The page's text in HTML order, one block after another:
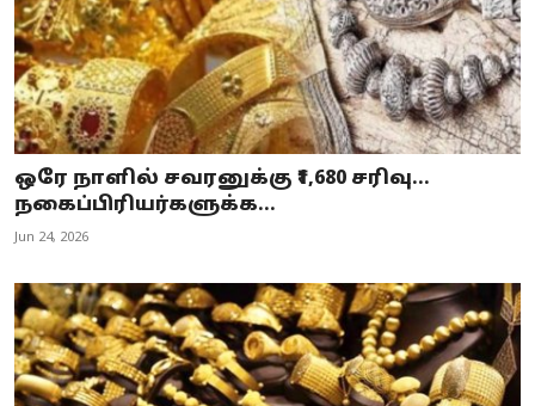
ஒரே நாளில் சவரனுக்கு ₹1,680 சரிவு...
நகைப்பிரியர்களுக்க...
Jun 24, 2026